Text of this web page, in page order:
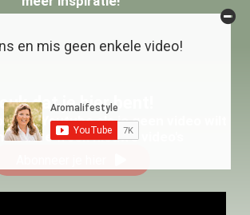
Leuk dat je hier bent!
op Youtube als je geen video wilt
Iedere week nieuwe video's
en mis geen enkele video!